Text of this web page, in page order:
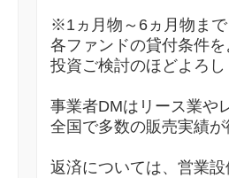
※1ヵ月物～6ヵ月物ま
各ファンドの貸付条件を
投資ご検討のほどよろ
事業者DMはリース業や
全国で多数の販売実績が
返済については、営業